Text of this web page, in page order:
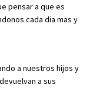
pensar a que es
cada dia mas y
a nuestros hijos y
a sus